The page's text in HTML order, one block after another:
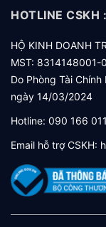
HOTLINE
HỘ KINH DOANH
MST: 8314148001-
Do Phòng Tài
ngày 14/03/2024
Hotline: 090 166
Email hỗ trợ CSKH: